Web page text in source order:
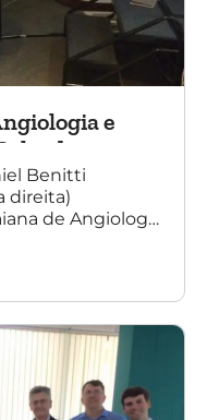
e
Benitti
direita)
de Angiologia
está
de Angiologia e